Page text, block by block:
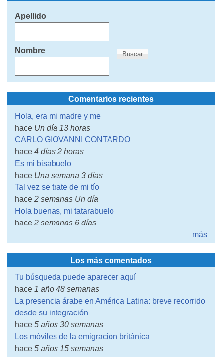
Apellido
Nombre
Comentarios recientes
Hola, era mi madre y me
hace Un día 13 horas
CARLO GIOVANNI CONTARDO
hace 4 días 2 horas
Es mi bisabuelo
hace Una semana 3 días
Tal vez se trate de mi tío
hace 2 semanas Un día
Hola buenas, mi tatarabuelo
hace 2 semanas 6 días
más
Los más comentados
Tu búsqueda puede aparecer aquí
hace 1 año 48 semanas
La presencia árabe en América Latina: breve recorrido
desde su integración
hace 5 años 30 semanas
Los móviles de la emigración británica
hace 5 años 15 semanas